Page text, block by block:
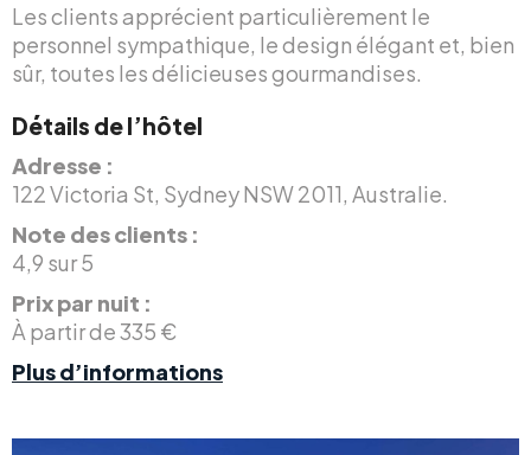
Les clients apprécient particulièrement le
personnel sympathique, le design élégant et, bien
sûr, toutes les délicieuses gourmandises.
Détails de l’hôtel
Adresse :
122 Victoria St, Sydney NSW 2011, Australie.
Note des clients :
4,9 sur 5
Prix par nuit :
À partir de 335 €
Plus d’informations